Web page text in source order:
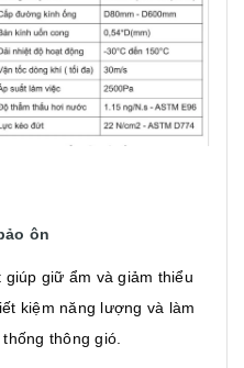
ôn
giữ ẩm và giảm thiểu
kiệm năng lượng và làm
thông gió.